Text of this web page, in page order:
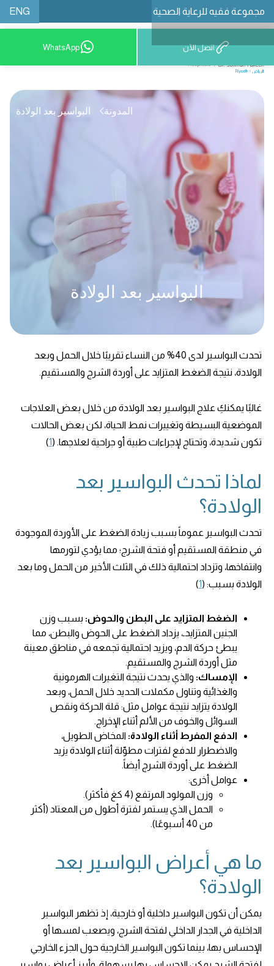
مجموعة فقيه للرعاية الصحية ENG
8001209999
اتصل الآن WhatsApp
البواسير بعد الولادة
المدونة البواسير بعد الولادة
تحدث البواسير لدى 40% من النساء تقريبًا خلال الحمل وبعد
الولادة، نتيجة الضغط المتزايد على أوردة الشرج والمستقيم.
غالبًا يمكنكِ علاج البواسير بعد الولادة من خلال بعض العلاجات
الموضعية البسيطة وتغييرات نمط الحياة، لكن بعض الحالات
تكون شديدة، وتحتاج لإجراءات طبية أو جراحية لعلاجها. (1
)
لماذا تحدث البواسير بعد
الولادة؟
تحدث البواسير عموماً بسبب زيادة الضغط على الأوردة الموجودة
في منطقة المستقيم أو فتحة الشرج؛ مما يؤدي لتورمها
وانتفاخها، وتزداد احتمالية ذلك في الثلث الأخير من الحمل وما بعد
الولادة بسبب: (1
)
الضغط المتزايد على البطن والحوض: بسبب وزن
الجنين المتزايدـ، يزداد الضغط على الحوض والبطن، مما
يبطئ حركة الدم، ويزيد احتمالية تجمعه في مناطق معينة
مثل أوردة الشرج والمستقيم.
الإمساك: والذي يحدث نتيجة التغيرات الهرمونية
والغذائية وتناول مكملات الحديد خلال الحمل، وبعد
الولادة يتزايد نتيجة عوامل مثل: قلة الحركة ونقص
السوائل والخوف من الألم أثناء الإخراج.
الدفع المفرط أثناء الولادة: المخاض الطويل،
والاضطرار للدفع لفترات مطوّلة أثناء الولادة يزيد
الضغط على أوردة الشرج أيضاً.
عوامل أخرى:
وزن المولود المرتفع (4 كغ فأكثر).
الحمل الذي يستمر لفترة أطول من المعتاد (أكثر
من 40 أسبوعًا).
ما هي أعراض البواسير بعد
الولادة؟
يمكن أن تكون البواسير داخلية أو خارجية، إذ تظهر البواسير
الداخلية في الجدار الداخلي لفتحة الشرج، ويصعب لمسها أو
الإحساس بها، بينما تكون البواسير الخارجية حول الجزء الخارجي